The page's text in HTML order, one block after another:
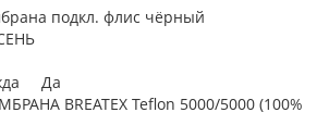
подкл. флис чёрный
Да
BREATEX Teflon 5000/5000 (100%